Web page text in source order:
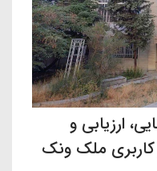
ارزیابی و
کاربری ملک ونک